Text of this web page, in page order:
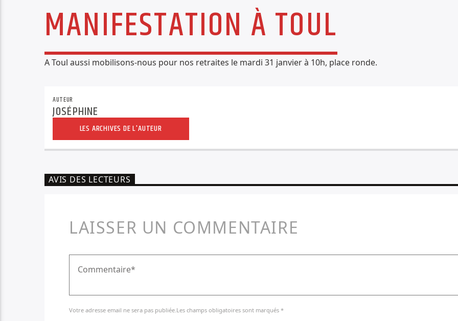
MANIFESTATION À TOUL
A Toul aussi mobilisons-nous pour nos retraites le mardi 31 janvier à 10h, place ronde.
AUTEUR
JOSÉPHINE
LES ARCHIVES DE L'AUTEUR
AVIS DES LECTEURS
LAISSER UN COMMENTAIRE
Votre adresse email ne sera pas publiée.Les champs obligatoires sont marqués *